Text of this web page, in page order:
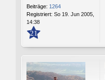
Beiträge: 1264
Registriert: So 19. Jun 2005,
14:38
21